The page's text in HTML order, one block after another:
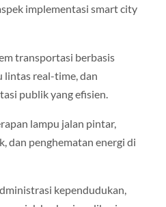
implementasi smart city
transportasi berbasis
lintas real-time, dan
publik yang efisien.
lampu jalan pintar,
dan penghematan energi di
kependudukan,